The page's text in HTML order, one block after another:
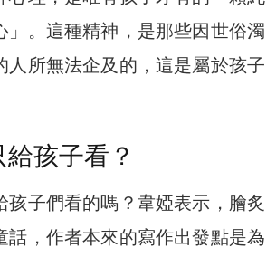
」。這種精神，是那些因世俗濁
人所無法企及的，這是屬於孩子
孩子看？
孩子們看的嗎？韋婭表示，膾炙
話，作者本來的寫作出發點是為